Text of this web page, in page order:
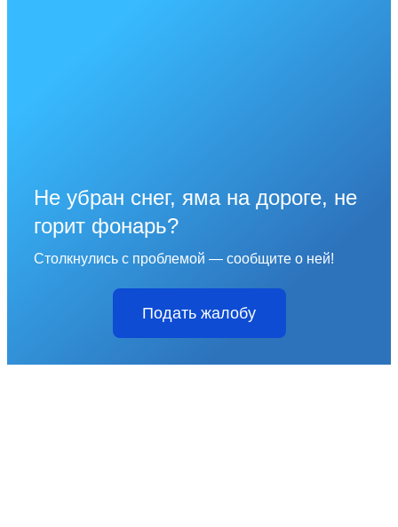
Не убран снег, яма на дороге, не
горит фонарь?
Столкнулись с проблемой — сообщите о ней!
Подать жалобу